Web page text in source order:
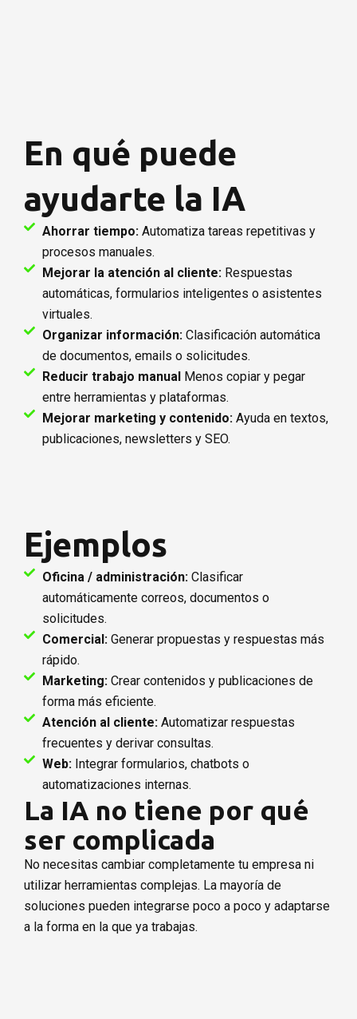
En qué puede
ayudarte la IA
Ahorrar tiempo:Automatiza tareas repetitivas y
procesos manuales.
Mejorar la atención al cliente:Respuestas
automáticas, formularios inteligentes o asistentes
virtuales.
Organizar información:Clasificación automática
de documentos, emails o solicitudes.
Reducir trabajo manualMenos copiar y pegar
entre herramientas y plataformas.
Mejorar marketing y contenido:Ayuda en textos,
publicaciones, newsletters y SEO.
Ejemplos
Oficina / administración:Clasificar
automáticamente correos, documentos o
solicitudes.
Comercial:Generar propuestas y respuestas más
rápido.
Marketing:Crear contenidos y publicaciones de
forma más eficiente.
Atención al cliente:Automatizar respuestas
frecuentes y derivar consultas.
Web:Integrar formularios, chatbots o
automatizaciones internas.
La IA no tiene por qué
ser complicada
No necesitas cambiar completamente tu empresa ni
utilizar herramientas complejas. La mayoría de
soluciones pueden integrarse poco a poco y adaptarse
a la forma en la que ya trabajas.